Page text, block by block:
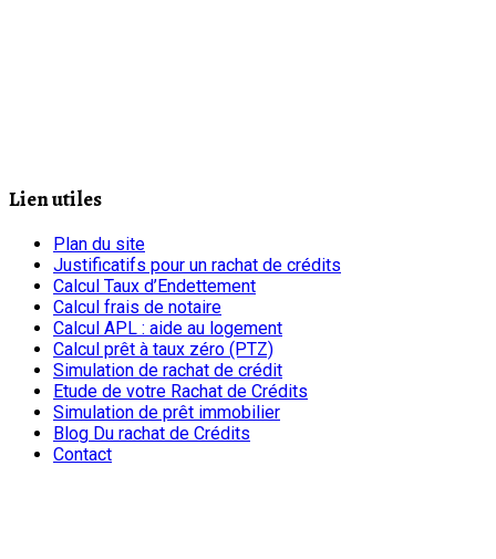
Lien utiles
Plan du site
Justificatifs pour un rachat de crédits
Calcul Taux d’Endettement
Calcul frais de notaire
Calcul APL : aide au logement
Calcul prêt à taux zéro (PTZ)
Simulation de rachat de crédit
Etude de votre Rachat de Crédits
Simulation de prêt immobilier
Blog Du rachat de Crédits
Contact